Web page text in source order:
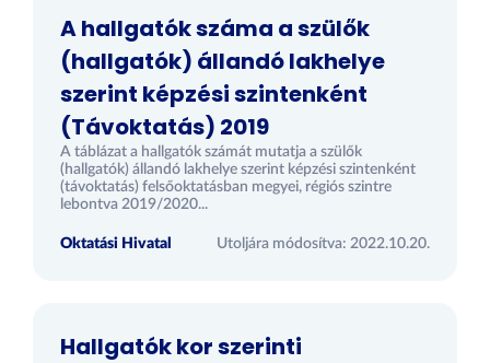
A hallgatók száma a szülők
(hallgatók) állandó lakhelye
szerint képzési szintenként
(Távoktatás) 2019
A táblázat a hallgatók számát mutatja a szülők
(hallgatók) állandó lakhelye szerint képzési szintenként
(távoktatás) felsőoktatásban megyei, régiós szintre
lebontva 2019/2020...
Oktatási Hivatal Utoljára módosítva: 2022.10.20.
Hallgatók kor szerinti